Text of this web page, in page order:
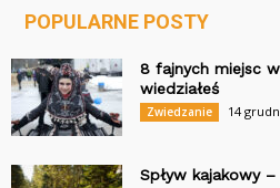
POPULARNE POSTY
8 fajnych miejsc
wiedziałeś
Zwiedzanie 14
Spływ kajakowy